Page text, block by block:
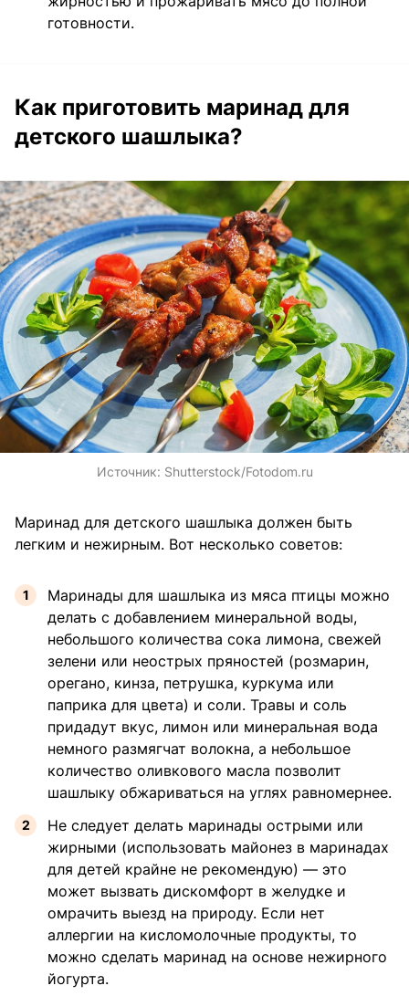
готовности.
Как приготовить маринад для
детского шашлыка?
Источник: Shutterstock/Fotodom.ru
Маринад для детского шашлыка должен быть
легким и нежирным. Вот несколько советов:
Маринады для шашлыка из мяса птицы можно
делать с добавлением минеральной воды,
небольшого количества сока лимона, свежей
зелени или неострых пряностей (розмарин,
орегано, кинза, петрушка, куркума или
паприка для цвета) и соли. Травы и соль
придадут вкус, лимон или минеральная вода
немного размягчат волокна, а небольшое
количество оливкового масла позволит
шашлыку обжариваться на углях равномернее.
Не следует делать маринады острыми или
жирными (использовать майонез в маринадах
для детей крайне не рекомендую) — это
может вызвать дискомфорт в желудке и
омрачить выезд на природу. Если нет
аллергии на кисломолочные продукты, то
можно сделать маринад на основе нежирного
йогурта.